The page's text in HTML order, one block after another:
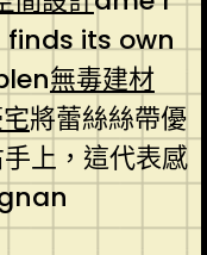
finds its own
無毒建材
將蕾絲絲帶優
上，這代表感